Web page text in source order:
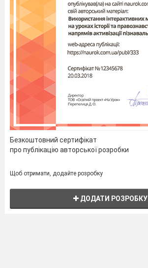
Безкоштовний сертифікат
про публікацію авторської розробки
Щоб отримати, додайте розробку
ДОДАТИ РОЗРОБКУ